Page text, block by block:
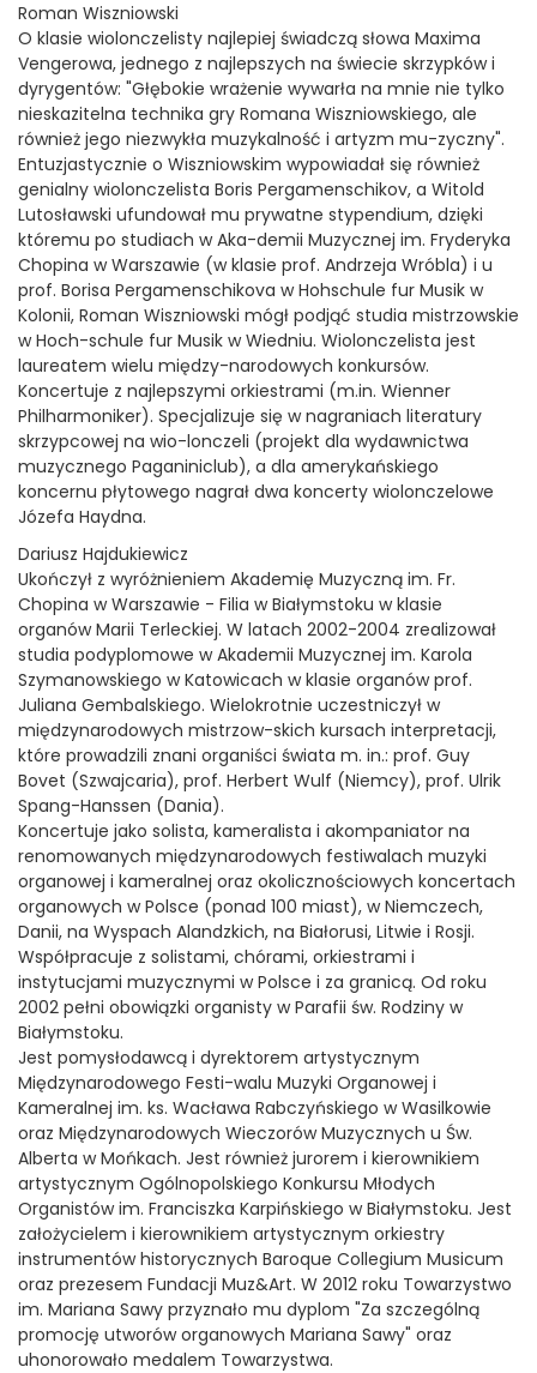
Roman Wiszniowski
O klasie wiolonczelisty najlepiej świadczą słowa Maxima
Vengerowa, jednego z najlepszych na świecie skrzypków i
dyrygentów: "Głębokie wrażenie wywarła na mnie nie tylko
nieskazitelna technika gry Romana Wiszniowskiego, ale
również jego niezwykła muzykalność i artyzm mu-zyczny".
Entuzjastycznie o Wiszniowskim wypowiadał się również
genialny wiolonczelista Boris Pergamenschikov, a Witold
Lutosławski ufundował mu prywatne stypendium, dzięki
któremu po studiach w Aka-demii Muzycznej im. Fryderyka
Chopina w Warszawie (w klasie prof. Andrzeja Wróbla) i u
prof. Borisa Pergamenschikova w Hohschule fur Musik w
Kolonii, Roman Wiszniowski mógł podjąć studia mistrzowskie
w Hoch-schule fur Musik w Wiedniu. Wiolonczelista jest
laureatem wielu między-narodowych konkursów.
Koncertuje z najlepszymi orkiestrami (m.in. Wienner
Philharmoniker). Specjalizuje się w nagraniach literatury
skrzypcowej na wio-lonczeli (projekt dla wydawnictwa
muzycznego Paganiniclub), a dla amerykańskiego
koncernu płytowego nagrał dwa koncerty wiolonczelowe
Józefa Haydna.
Dariusz Hajdukiewicz
Ukończył z wyróżnieniem Akademię Muzyczną im. Fr.
Chopina w Warszawie - Filia w Białymstoku w klasie
organów Marii Terleckiej. W latach 2002-2004 zrealizował
studia podyplomowe w Akademii Muzycznej im. Karola
Szymanowskiego w Katowicach w klasie organów prof.
Juliana Gembalskiego. Wielokrotnie uczestniczył w
międzynarodowych mistrzow-skich kursach interpretacji,
które prowadzili znani organiści świata m. in.: prof. Guy
Bovet (Szwajcaria), prof. Herbert Wulf (Niemcy), prof. Ulrik
Spang-Hanssen (Dania).
Koncertuje jako solista, kameralista i akompaniator na
renomowanych międzynarodowych festiwalach muzyki
organowej i kameralnej oraz okolicznościowych koncertach
organowych w Polsce (ponad 100 miast), w Niemczech,
Danii, na Wyspach Alandzkich, na Białorusi, Litwie i Rosji.
Współpracuje z solistami, chórami, orkiestrami i
instytucjami muzycznymi w Polsce i za granicą. Od roku
2002 pełni obowiązki organisty w Parafii św. Rodziny w
Białymstoku.
Jest pomysłodawcą i dyrektorem artystycznym
Międzynarodowego Festi-walu Muzyki Organowej i
Kameralnej im. ks. Wacława Rabczyńskiego w Wasilkowie
oraz Międzynarodowych Wieczorów Muzycznych u Św.
Alberta w Mońkach. Jest również jurorem i kierownikiem
artystycznym Ogólnopolskiego Konkursu Młodych
Organistów im. Franciszka Karpińskiego w Białymstoku. Jest
założycielem i kierownikiem artystycznym orkiestry
instrumentów historycznych Baroque Collegium Musicum
oraz prezesem Fundacji Muz&Art. W 2012 roku Towarzystwo
im. Mariana Sawy przyznało mu dyplom "Za szczególną
promocję utworów organowych Mariana Sawy" oraz
uhonorowało medalem Towarzystwa.